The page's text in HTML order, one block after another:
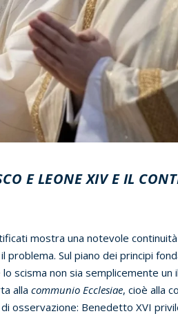
E LEONE XIV E IL
mostra una notevole
Sul piano dei principi
scisma non sia semplicemente un
allacommunio Ecclesiae, cioè alla
osservazione: Benedetto XVI